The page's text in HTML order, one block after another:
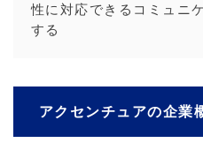
性に対応できるコミュニ
する
アクセンチュアの企業